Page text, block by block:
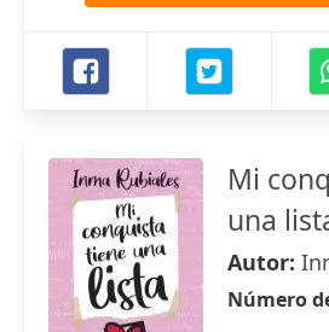
Mi
una
Autor:
Número